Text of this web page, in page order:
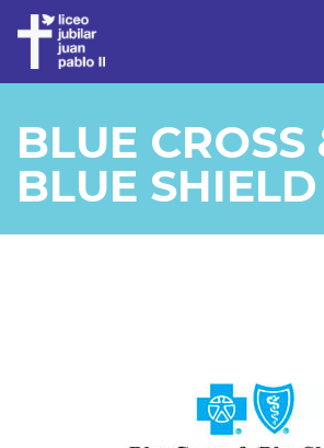
BLUE CROSS
BLUE SHIELD